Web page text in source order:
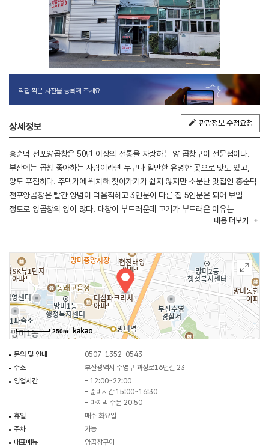
직접 찍은 사진을 등록해 주세요.
상세정보 관광정보 수정요청
홍순덕 전포양곱창은 50년 이상의 전통을 자랑하는 양 곱창구이 전문점이다.
부산에는 곱창 좋아하는 사람이라면 누구나 알만한 유명한 곳으로 맛도 있고,
양도 푸짐하다. 주택가에 위치해 찾아가기가 쉽지 않지만 소문난 맛집인 홍순덕
전포양곱창은 빨간 양념이 먹음직하고 3인분이 다른 집 5인분은 되어 보일
정도로 양곱창의 양이 많다. 대창이 부드러운데 고기가 부드러운 이유는
거세우이기 때문이다. 곱창을 먹은 다음에 주문하는 무청을 넣은 된장 국수,
넓고 편하다.
내용 더보기
250m
문의 및 안내
0507-1352-0543
주소
부산광역시 수영구 과정로16번길 23
영업시간
- 12:00~22:00
- 준비시간 15:00~16:30
- 마지막 주문 20:50
휴일
매주 화요일
주차
가능
대표메뉴
양곱창구이